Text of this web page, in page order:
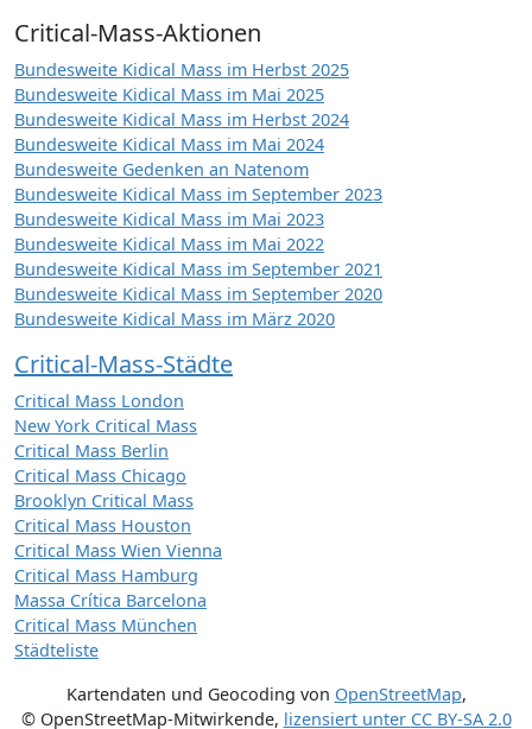
Critical-Mass-Aktionen
Bundesweite Kidical Mass im Herbst 2025
Bundesweite Kidical Mass im Mai 2025
Bundesweite Kidical Mass im Herbst 2024
Bundesweite Kidical Mass im Mai 2024
Bundesweite Gedenken an Natenom
Bundesweite Kidical Mass im September 2023
Bundesweite Kidical Mass im Mai 2023
Bundesweite Kidical Mass im Mai 2022
Bundesweite Kidical Mass im September 2021
Bundesweite Kidical Mass im September 2020
Bundesweite Kidical Mass im März 2020
Critical-Mass-Städte
Critical Mass London
New York Critical Mass
Critical Mass Berlin
Critical Mass Chicago
Brooklyn Critical Mass
Critical Mass Houston
Critical Mass Wien Vienna
Critical Mass Hamburg
Massa Crítica Barcelona
Critical Mass München
Städteliste
Kartendaten und Geocoding von OpenStreetMap,
© OpenStreetMap-Mitwirkende, lizensiert unter CC BY-SA 2.0